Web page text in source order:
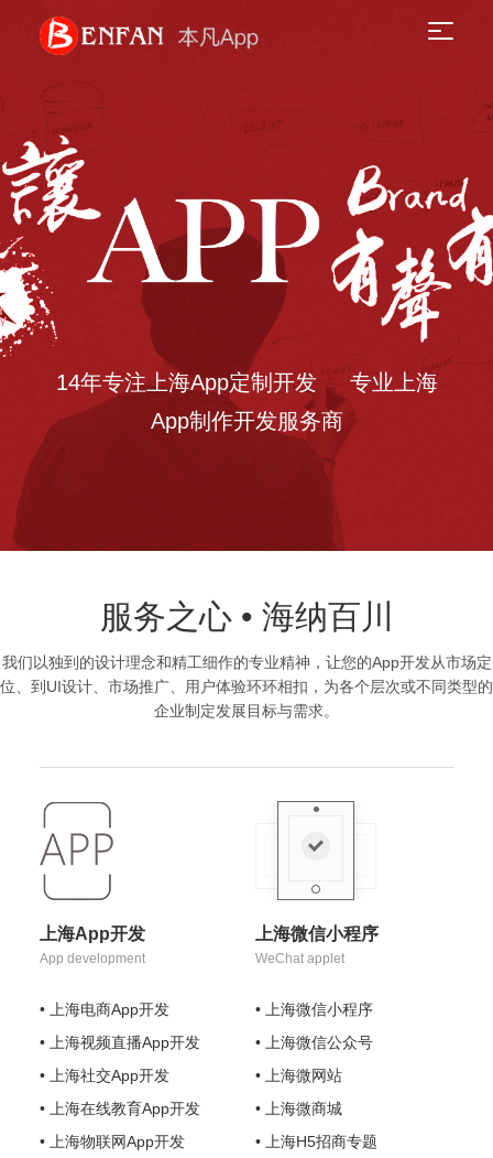
14年专注上海App定制开发 专业上海
App制作开发服务商
服务之心 • 海纳百川
我们以独到的设计理念和精工细作的专业精神，让您的App开发从市场定
位、到UI设计、市场推广、用户体验环环相扣，为各个层次或不同类型的
企业制定发展目标与需求。
上海App开发
App development
• 上海电商App开发
• 上海视频直播App开发
• 上海社交App开发
• 上海在线教育App开发
• 上海物联网App开发
上海微信小程序
WeChat applet
• 上海微信小程序
• 上海微信公众号
• 上海微网站
• 上海微商城
• 上海H5招商专题